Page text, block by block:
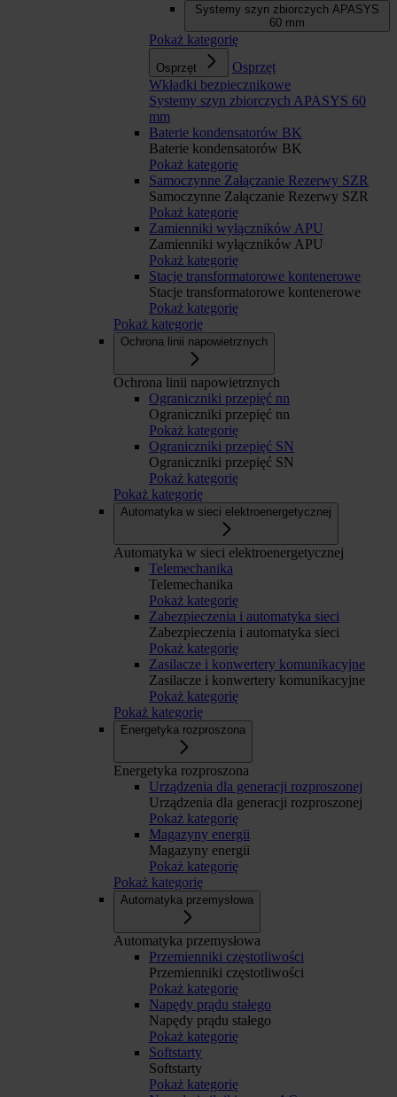
Systemy szyn zbiorczych APASYS
60 mm
Pokaż kategorię
Osprzęt
Osprzęt
Wkładki bezpiecznikowe
Systemy szyn zbiorczych APASYS 60
mm
Baterie kondensatorów BK
Baterie kondensatorów BK
Pokaż kategorię
Samoczynne Załączanie Rezerwy SZR
Samoczynne Załączanie Rezerwy SZR
Pokaż kategorię
Zamienniki wyłączników APU
Zamienniki wyłączników APU
Pokaż kategorię
Stacje transformatorowe kontenerowe
Stacje transformatorowe kontenerowe
Pokaż kategorię
Pokaż kategorię
Ochrona linii napowietrznych
Ochrona linii napowietrznych
Ograniczniki przepięć nn
Ograniczniki przepięć nn
Pokaż kategorię
Ograniczniki przepięć SN
Ograniczniki przepięć SN
Pokaż kategorię
Pokaż kategorię
Automatyka w sieci elektroenergetycznej
Automatyka w sieci elektroenergetycznej
Telemechanika
Telemechanika
Pokaż kategorię
Zabezpieczenia i automatyka sieci
Zabezpieczenia i automatyka sieci
Pokaż kategorię
Zasilacze i konwertery komunikacyjne
Zasilacze i konwertery komunikacyjne
Pokaż kategorię
Pokaż kategorię
Energetyka rozproszona
Energetyka rozproszona
Urządzenia dla generacji rozproszonej
Urządzenia dla generacji rozproszonej
Pokaż kategorię
Magazyny energii
Magazyny energii
Pokaż kategorię
Pokaż kategorię
Automatyka przemysłowa
Automatyka przemysłowa
Przemienniki częstotliwości
Przemienniki częstotliwości
Pokaż kategorię
Napędy prądu stałego
Napędy prądu stałego
Pokaż kategorię
Softstarty
Softstarty
Pokaż kategorię